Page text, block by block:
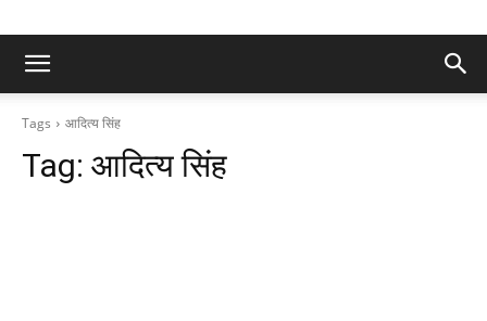
Tags आदित्य सिंह
Tag: आदित्य सिंह